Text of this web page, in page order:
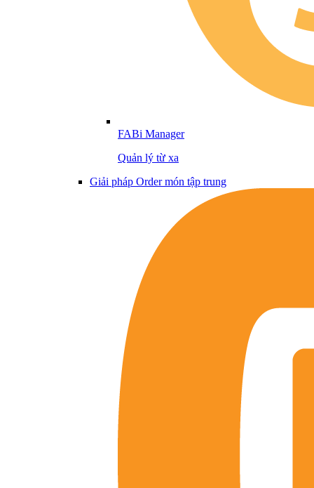
FABi Manager
Quản lý từ xa
Giải pháp Order món tập trung